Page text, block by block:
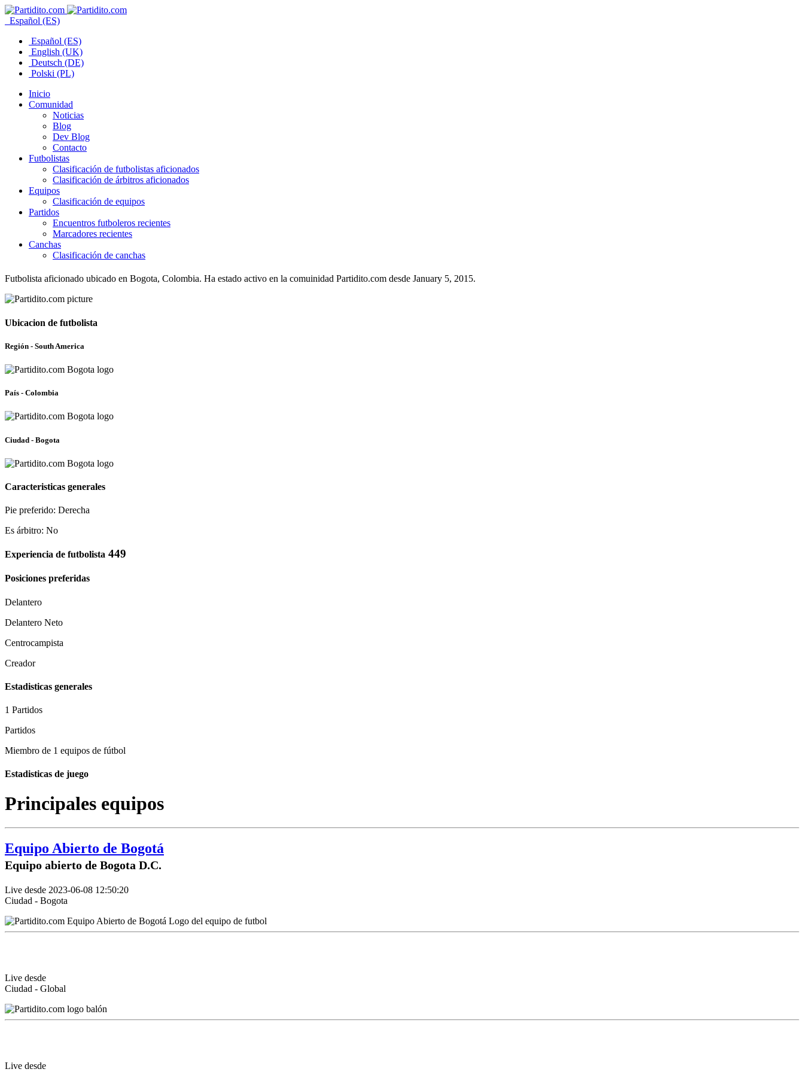
Español (ES)
Español (ES)
English (UK)
Deutsch (DE)
Polski (PL)
Inicio
Comunidad
Noticias
Blog
Dev Blog
Contacto
Futbolistas
Clasificación de futbolistas aficionados
Clasificación de árbitros aficionados
Equipos
Clasificación de equipos
Partidos
Encuentros futboleros recientes
Marcadores recientes
Canchas
Clasificación de canchas
Futbolista aficionado ubicado en Bogota, Colombia. Ha estado activo en la comuinidad Partidito.com desde January 5, 2015.
Ubicacion de futbolista
Región - South America
País - Colombia
Ciudad - Bogota
Caracteristicas generales
Pie preferido: Derecha
Es árbitro: No
Experiencia de futbolista 449
Posiciones preferidas
Delantero
Delantero Neto
Centrocampista
Creador
Estadisticas generales
1 Partidos
Partidos
Miembro de 1 equipos de fútbol
Estadisticas de juego
Principales equipos
Equipo Abierto de Bogotá
Equipo abierto de Bogota D.C.
Live desde 2023-06-08 12:50:20
Ciudad - Bogota
Live desde
Ciudad - Global
Live desde